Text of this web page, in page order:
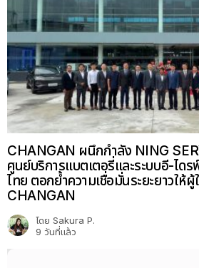
CHANGAN ผนึกกำลัง NING
ศูนย์บริการแบตเตอรี่และระบบอี-ได
ไทย ตอกย้ำความเชื่อมั่นระยะยาวให้
CHANGAN
โดย Sakura P.
9 วันที่แล้ว